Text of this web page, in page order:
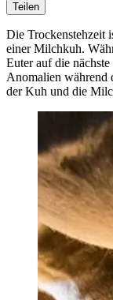
Teilen
Die Trockenstehzeit
einer Milchkuh.
Euter auf die
Anomalien während
der Kuh und die